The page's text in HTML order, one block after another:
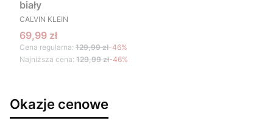
biały
PRODUCENT
CALVIN KLEIN
Cena promocyjna
69,99 zł
Cena regularna: 129,99 zł-46%
Najniższa cena: 129,99 zł-46%
Okazje cenowe